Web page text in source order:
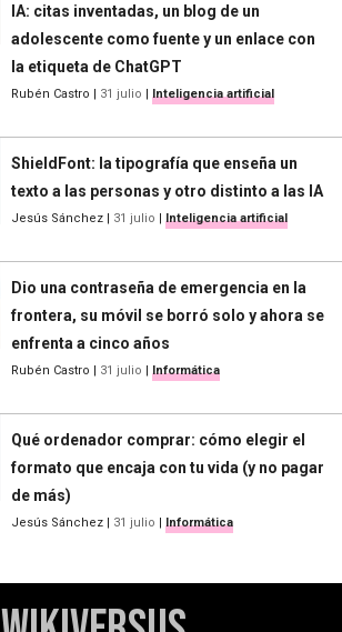
IA: citas inventadas, un blog de un
adolescente como fuente y un enlace con
la etiqueta de ChatGPT
Rubén Castro | 31 julio | Inteligencia artificial
ShieldFont: la tipografía que enseña un
texto a las personas y otro distinto a las IA
Jesús Sánchez | 31 julio | Inteligencia artificial
Dio una contraseña de emergencia en la
frontera, su móvil se borró solo y ahora se
enfrenta a cinco años
Rubén Castro | 31 julio | Informática
Qué ordenador comprar: cómo elegir el
formato que encaja con tu vida (y no pagar
de más)
Jesús Sánchez | 31 julio | Informática